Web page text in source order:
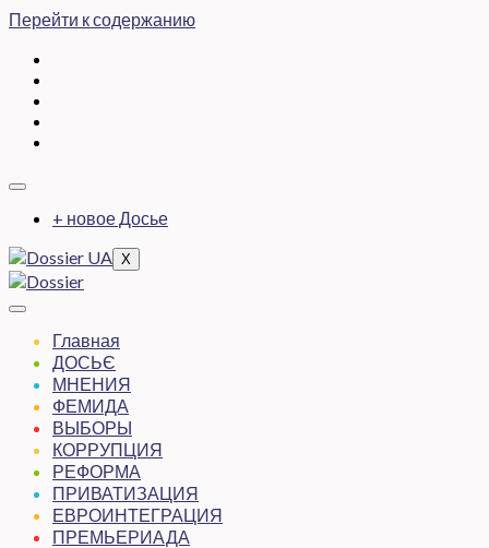
Перейти к содержанию
+ новое Досье
X
Главная
ДОСЬЄ
МНЕНИЯ
ФЕМИДА
ВЫБОРЫ
КОРРУПЦИЯ
РЕФОРМА
ПРИВАТИЗАЦИЯ
ЕВРОИНТЕГРАЦИЯ
ПРЕМЬЕРИАДА